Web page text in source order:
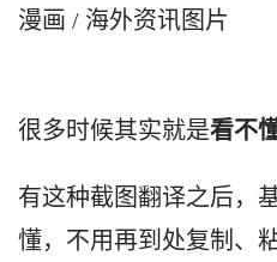
漫画 / 海外资讯图片
很多时候其实就是看不
有这种截图翻译之后，
懂，不用再到处复制、